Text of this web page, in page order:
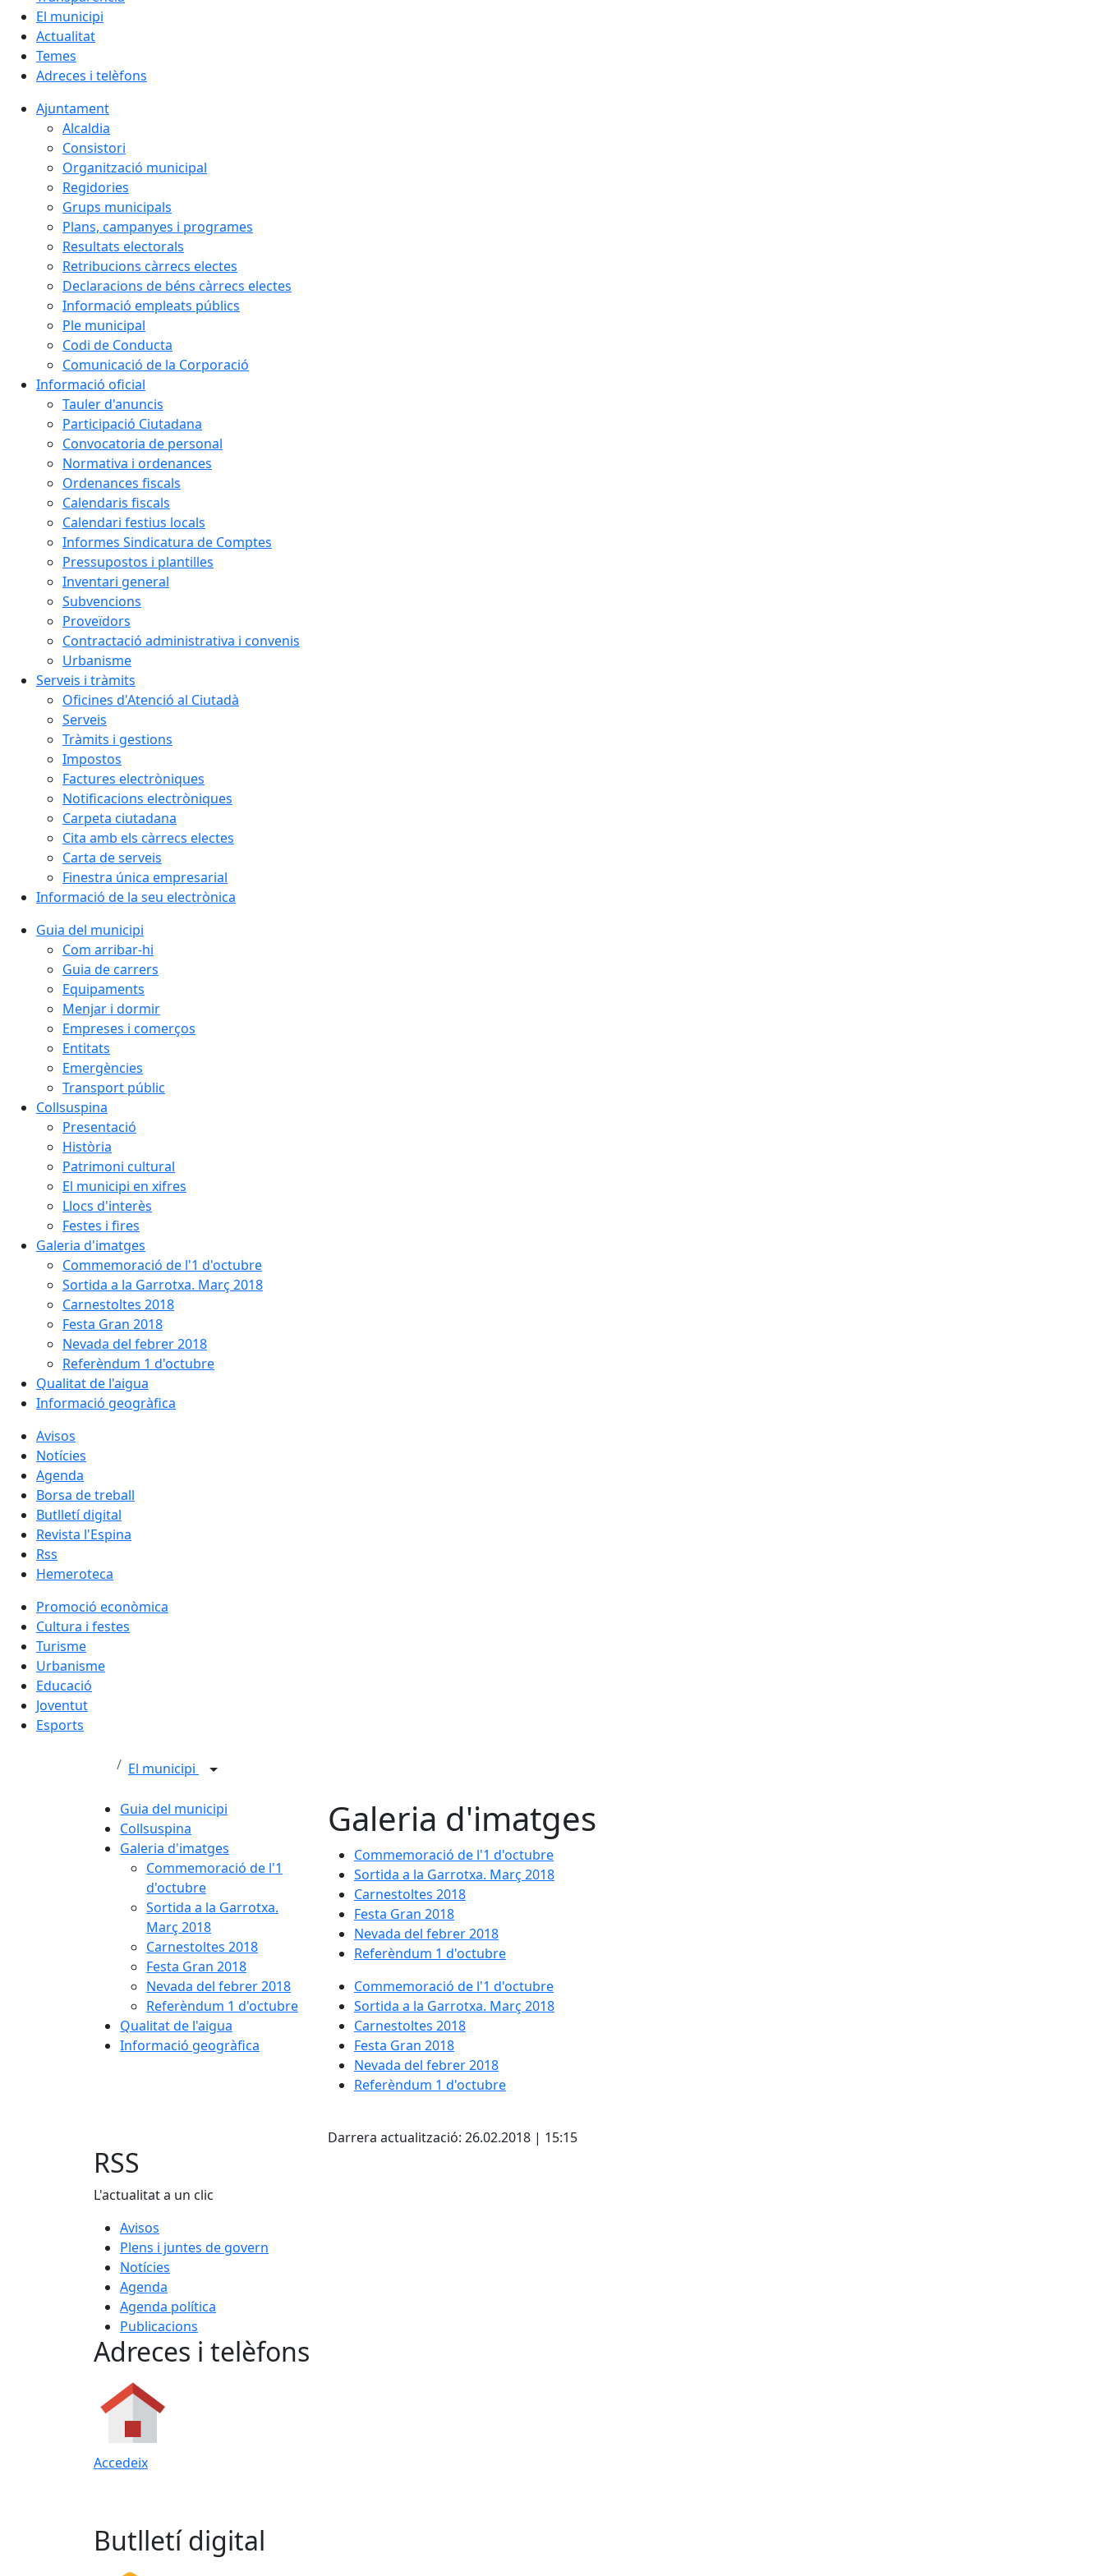
El municipi
Actualitat
Temes
Adreces i telèfons
Ajuntament
Alcaldia
Consistori
Organització municipal
Regidories
Grups municipals
Plans, campanyes i programes
Resultats electorals
Retribucions càrrecs electes
Declaracions de béns càrrecs electes
Informació empleats públics
Ple municipal
Codi de Conducta
Comunicació de la Corporació
Informació oficial
Tauler d'anuncis
Participació Ciutadana
Convocatoria de personal
Normativa i ordenances
Ordenances fiscals
Calendaris fiscals
Calendari festius locals
Informes Sindicatura de Comptes
Pressupostos i plantilles
Inventari general
Subvencions
Proveïdors
Contractació administrativa i convenis
Urbanisme
Serveis i tràmits
Oficines d'Atenció al Ciutadà
Serveis
Tràmits i gestions
Impostos
Factures electròniques
Notificacions electròniques
Carpeta ciutadana
Cita amb els càrrecs electes
Carta de serveis
Finestra única empresarial
Informació de la seu electrònica
Guia del municipi
Com arribar-hi
Guia de carrers
Equipaments
Menjar i dormir
Empreses i comerços
Entitats
Emergències
Transport públic
Collsuspina
Presentació
Història
Patrimoni cultural
El municipi en xifres
Llocs d'interès
Festes i fires
Galeria d'imatges
Commemoració de l'1 d'octubre
Sortida a la Garrotxa. Març 2018
Carnestoltes 2018
Festa Gran 2018
Nevada del febrer 2018
Referèndum 1 d'octubre
Qualitat de l'aigua
Informació geogràfica
Avisos
Notícies
Agenda
Borsa de treball
Butlletí digital
Revista l'Espina
Rss
Hemeroteca
Promoció econòmica
Cultura i festes
Turisme
Urbanisme
Educació
Joventut
Esports
El municipi
Guia del municipi
Collsuspina
Galeria d'imatges
Commemoració de l'1
d'octubre
Sortida a la Garrotxa.
Març 2018
Carnestoltes 2018
Festa Gran 2018
Nevada del febrer 2018
Referèndum 1 d'octubre
Qualitat de l'aigua
Informació geogràfica
Galeria d'imatges
Commemoració de l'1 d'octubre
Sortida a la Garrotxa. Març 2018
Carnestoltes 2018
Festa Gran 2018
Nevada del febrer 2018
Referèndum 1 d'octubre
Commemoració de l'1 d'octubre
Sortida a la Garrotxa. Març 2018
Carnestoltes 2018
Festa Gran 2018
Nevada del febrer 2018
Referèndum 1 d'octubre
Darrera actualització: 26.02.2018 | 15:15
RSS
L'actualitat a un clic
Avisos
Plens i juntes de govern
Notícies
Agenda
Agenda política
Publicacions
Adreces i telèfons
Accedeix
Butlletí digital